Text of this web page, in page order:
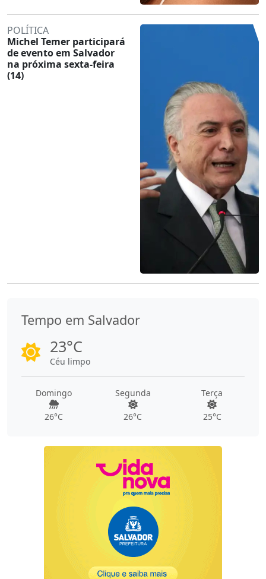
POLÍTICA
Michel Temer participará
de evento em Salvador
na próxima sexta-feira
(14)
Tempo em Salvador
23°C
Céu limpo
Domingo
26°C
Segunda
26°C
Terça
25°C